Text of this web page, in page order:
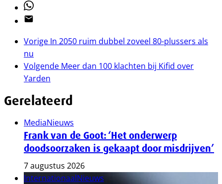
Whatsapp
Email
Vorige In 2050 ruim dubbel zoveel 80-plussers als
nu
Volgende Meer dan 100 klachten bij Kifid over
Yarden
Gerelateerd
MediaNieuws
Frank van de Goot: ‘Het onderwerp
doodsoorzaken is gekaapt door misdrijven’
7 augustus 2026
InternationaalNieuws